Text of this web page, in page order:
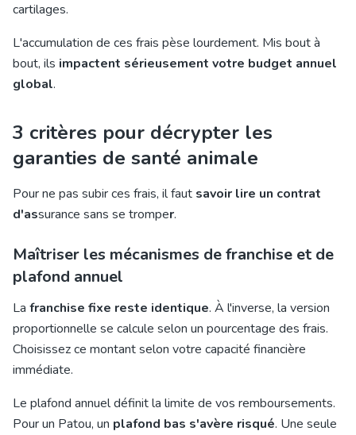
cartilages.
L'accumulation de ces frais pèse lourdement. Mis bout à
bout, ils impactent sérieusement votre budget annuel
global.
3 critères pour décrypter les
garanties de santé animale
Pour ne pas subir ces frais, il faut savoir lire un contrat
d'assurance sans se tromper.
Maîtriser les mécanismes de franchise et de
plafond annuel
La franchise fixe reste identique. À l'inverse, la version
proportionnelle se calcule selon un pourcentage des frais.
Choisissez ce montant selon votre capacité financière
immédiate.
Le plafond annuel définit la limite de vos remboursements.
Pour un Patou, un plafond bas s'avère risqué. Une seule